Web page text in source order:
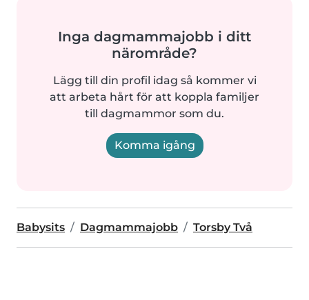
Inga dagmammajobb i ditt
närområde?
Lägg till din profil idag så kommer vi
att arbeta hårt för att koppla familjer
till dagmammor som du.
Komma igång
Babysits Dagmammajobb Torsby Två